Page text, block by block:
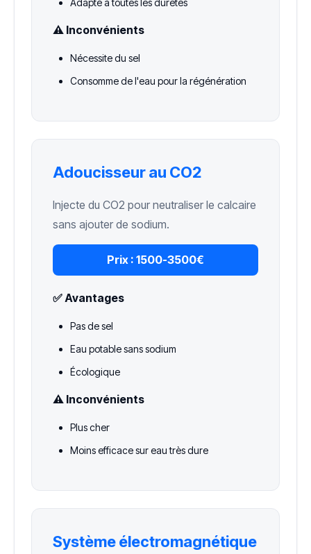
⚠️ Inconvénients
Nécessite du sel
Consomme de l'eau pour la régénération
Adoucisseur au CO2
Injecte du CO2 pour neutraliser le calcaire
sans ajouter de sodium.
Prix : 1500-3500€
✅ Avantages
Pas de sel
Eau potable sans sodium
Écologique
⚠️ Inconvénients
Plus cher
Moins efficace sur eau très dure
Système électromagnétique